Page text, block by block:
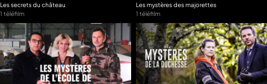
Les secrets du château
1 téléfilm
Les mystères des majorettes
1 téléfilm